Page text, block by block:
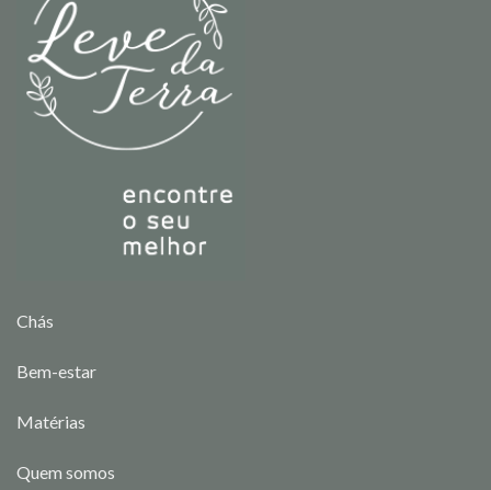
Chás
Bem-estar
Matérias
Quem somos